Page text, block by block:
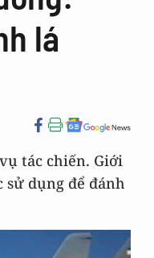
lá
tác chiến. Giới
sử dụng để đánh